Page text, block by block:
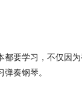
要学习，不仅因
奏钢琴。